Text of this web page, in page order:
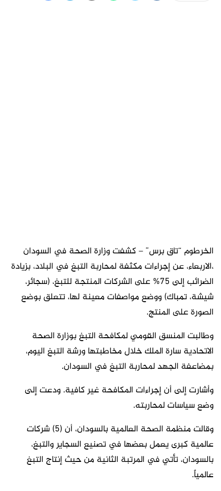
الخرطوم “تاق برس” – كشفت وزارة الصحة في السودان
،الاربعاء، عن إجراءات مكثفة لمحاربة التبغ في البلاد، بزيادة
الضرائب إلى 75% على الشركات المنتجة للتبغ، (سجائر،
شيشة، تمباك) ووضع مواصفات معينة لها، تتعلق بوضع
الصورة على المنتج.
وطالبت المنسق القومي لمكافحة التبغ بوزارة الصحة
الاتحادية سارة الملك خلال مخاطبتها ورشة التبغ اليوم،
بمضاعفة الجهد لمحاربة التبغ في السودان.
وأشارت إلى أن إجراءات المكافحة غير كافية. ودعت إلى
وضع سياسات لمحاربته.
وقالت منظمة الصحة العالمية بالسودان، أن (5) شركات
عالمية كبرى يعمل بعضها في تصنيع السجاير والتبغ،
بالسودان، تأتي في المرتبة الثانية من حيث إنتاج التبغ
عالمياً.